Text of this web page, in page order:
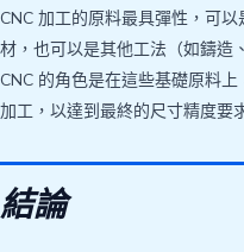
CNC 加工的原料最具彈性，可
材，也可以是其他工法（如鑄造
CNC 的角色是在這些基礎原料
加工，以達到最終的尺寸精度要
結論